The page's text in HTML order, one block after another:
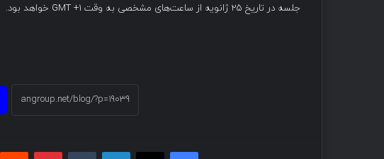
جلسه در تاریخ ۲۵ ژانویه از ساعت‌های مشخصی به وقت GMT +1 خواهد بود.
فیسبوک ایکس لینکداین پینتریست